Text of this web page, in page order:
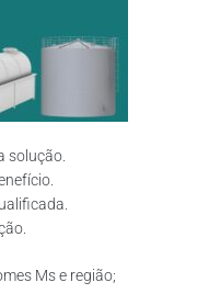
solução.
Ms e região;